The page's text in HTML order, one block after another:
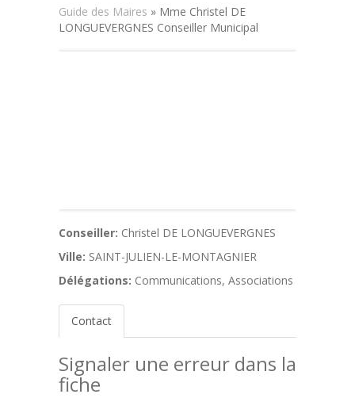
Guide des Maires » Mme Christel DE
LONGUEVERGNES Conseiller Municipal
Conseiller: Christel DE LONGUEVERGNES
Ville: SAINT-JULIEN-LE-MONTAGNIER
Délégations: Communications, Associations
Contact
Signaler une erreur dans la
fiche